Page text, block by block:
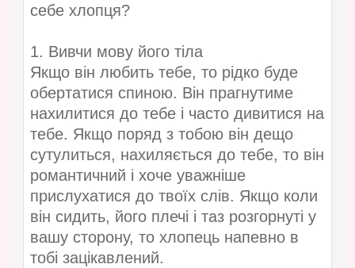
себе хлопця?
1. Вивчи мову його тіла
Якщо він любить тебе, то рідко буде
обертатися спиною. Він прагнутиме
нахилитися до тебе і часто дивитися на
тебе. Якщо поряд з тобою він дещо
сутулиться, нахиляється до тебе, то він
романтичний і хоче уважніше
прислухатися до твоїх слів. Якщо коли
він сидить, його плечі і таз розгорнуті у
вашу сторону, то хлопець напевно в
тобі зацікавлений.